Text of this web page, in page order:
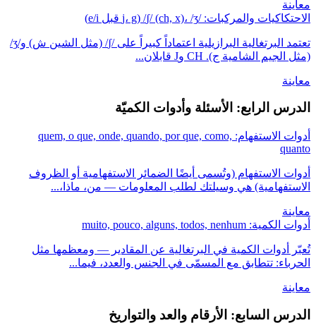
معاينة
الاحتكاكيات والمركبات: /ʃ/ (ch, x)، /ʒ/ (j، g قبل e/i)
تعتمد البرتغالية البرازيلية اعتماداً كبيراً على /ʃ/ (مثل الشين ش) و/ʒ/
(مثل الجيم الشامية ج). CH وJ قابلان...
معاينة
الدرس الرابع: الأسئلة وأدوات الكميّة
أدوات الاستفهام: quem, o que, onde, quando, por que, como,
quanto
أدوات الاستفهام (وتُسمى أيضًا الضمائر الاستفهامية أو الظروف
الاستفهامية) هي وسيلتك لطلب المعلومات — من، ماذا،...
معاينة
أدوات الكمية: muito, pouco, alguns, todos, nenhum
تُعبّر أدوات الكمية في البرتغالية عن المقادير — ومعظمها مثل
الحرباء: تتطابق مع المسمّى في الجنس والعدد، فيما...
معاينة
الدرس السابع: الأرقام والعد والتواريخ